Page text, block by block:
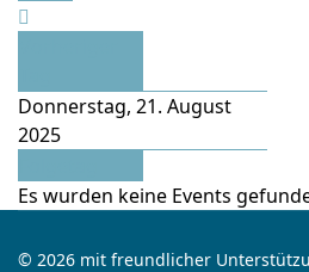
Donnerstag, 21. August
2025
Es wurden keine Events
© 2026 mit freundlicher